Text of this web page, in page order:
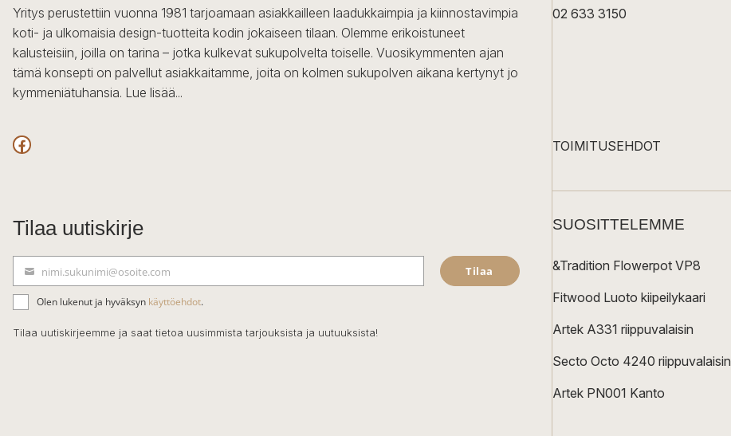
Yritys perustettiin vuonna 1981 tarjoamaan asiakkailleen laadukkaimpia ja kiinnostavimpia
koti- ja ulkomaisia design-tuotteita kodin jokaiseen tilaan. Olemme erikoistuneet
kalusteisiin, joilla on tarina – jotka kulkevat sukupolvelta toiselle. Vuosikymmenten ajan
tämä konsepti on palvellut asiakkaitamme, joita on kolmen sukupolven aikana kertynyt jo
kymmeniätuhansia. Lue lisää...
Facebook
Tilaa uutiskirje
ä
h
k
nimi.sukunimi@osoite.com Tilaa
Olen lukenut ja hyväksyn käyttöehdot.
Tilaa uutiskirjeemme ja saat tietoa uusimmista tarjouksista ja uutuuksista!
02 633 3150
TOIMITUSEHDOT
SUOSITTELEMME
&Tradition Flowerpot VP8
Fitwood Luoto kiipeilykaari
Artek A331 riippuvalaisin
Secto Octo 4240 riippuvalaisin
Artek PN001 Kanto